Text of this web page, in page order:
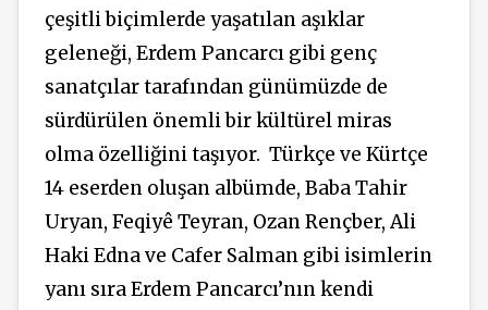
çeşitli biçimlerde yaşatılan aşıklar
geleneği, Erdem Pancarcı gibi genç
sanatçılar tarafından günümüzde de
sürdürülen önemli bir kültürel miras
olma özelliğini taşıyor. Türkçe ve Kürtçe
14 eserden oluşan albümde, Baba Tahir
Uryan, Feqiyê Teyran, Ozan Rençber, Ali
Haki Edna ve Cafer Salman gibi isimlerin
yanı sıra Erdem Pancarcı’nın kendi